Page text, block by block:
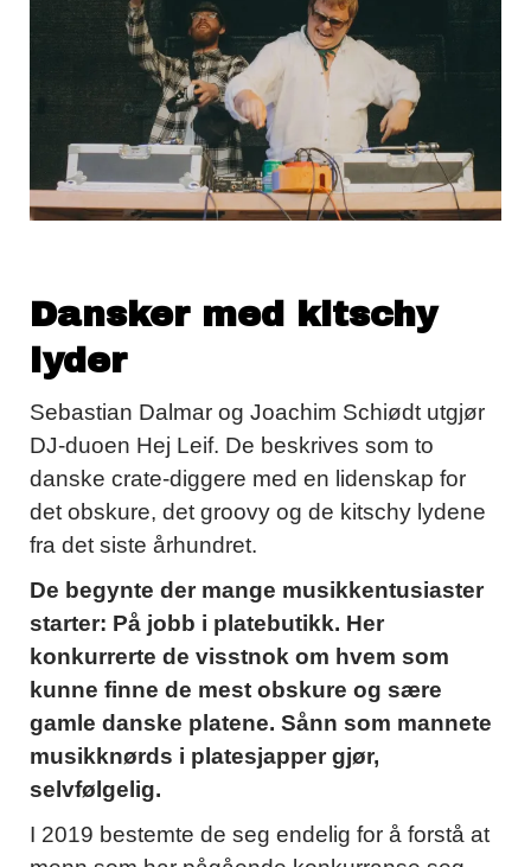
Dansker med kitschy
lyder
Sebastian Dalmar og Joachim Schiødt utgjør
DJ-duoen Hej Leif. De beskrives som to
danske crate-diggere med en lidenskap for
det obskure, det groovy og de kitschy lydene
fra det siste århundret.
De begynte der mange musikkentusiaster
starter: På jobb i platebutikk. Her
konkurrerte de visstnok om hvem som
kunne finne de mest obskure og sære
gamle danske platene. Sånn som mannete
musikknørds i platesjapper gjør,
selvfølgelig.
I 2019 bestemte de seg endelig for å forstå at